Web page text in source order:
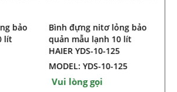
quản
HVC-
Bình đựng nitơ lỏng bảo
quản mẫu lạnh 10 lít
HAIER YDS-10
MODEL: YDS-10
Vui lòng gọi